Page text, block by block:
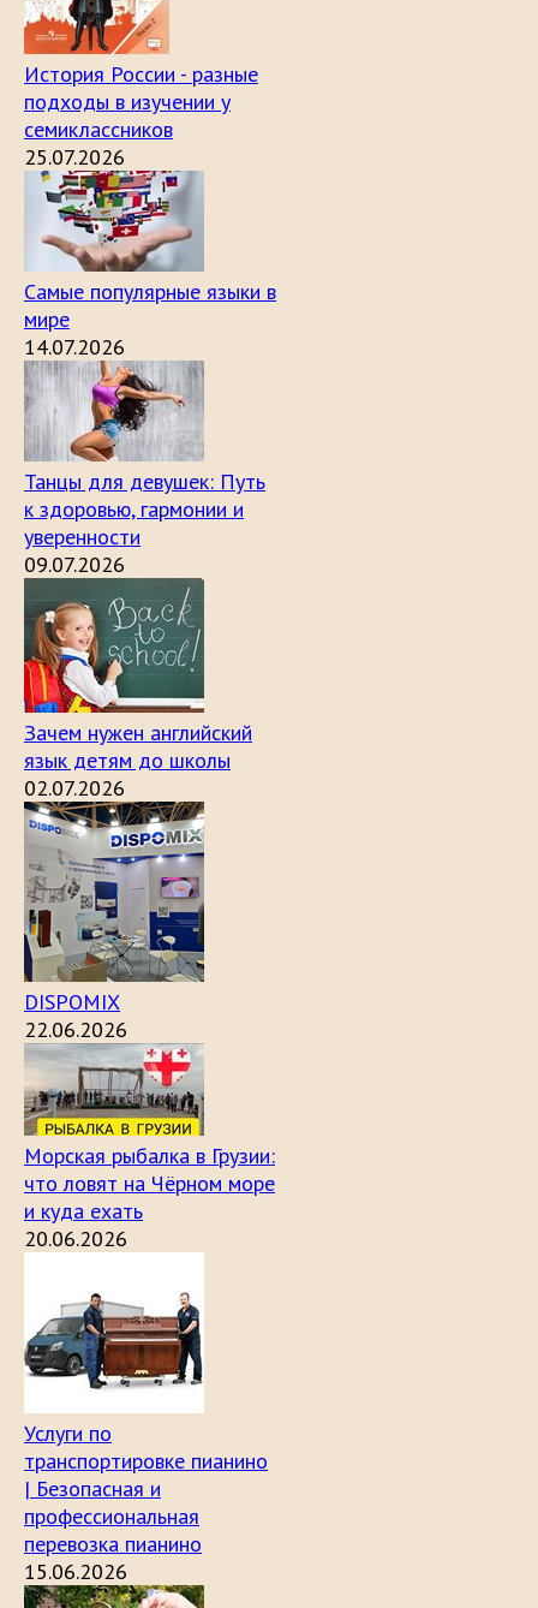
История России - разные
подходы в изучении у
семиклассников
25.07.2026
Самые популярные языки в
мире
14.07.2026
Танцы для девушек: Путь
к здоровью, гармонии и
уверенности
09.07.2026
Зачем нужен английский
язык детям до школы
02.07.2026
DISPOMIX
22.06.2026
Морская рыбалка в Грузии:
что ловят на Чёрном море
и куда ехать
20.06.2026
Услуги по
транспортировке пианино
| Безопасная и
профессиональная
перевозка пианино
15.06.2026